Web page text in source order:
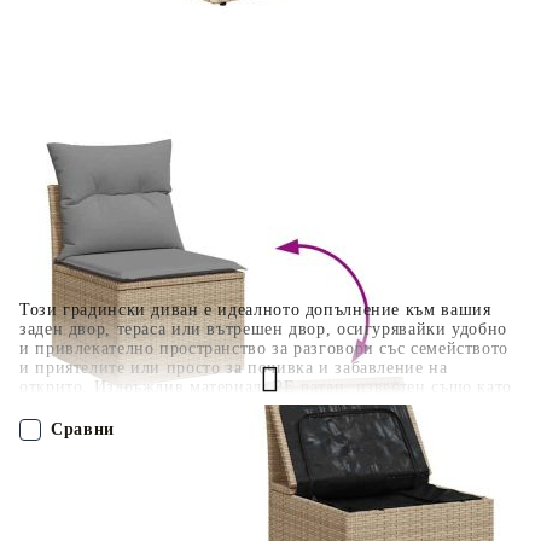
Този градински диван е идеалното допълнение към вашия
заден двор, тераса или вътрешен двор, осигурявайки удобно
и привлекателно пространство за разговори със семейството
и приятелите или просто за почивка и забавление на
открито. Издръжлив материал: PE ратан, известен също като
полиратан, е здрав синтетичен материал с малко необходима
поддръжка, който прилича на естествен ратан. Той е лек,
лесен за почистване и често се използва за външни мебели
поради своята издръжливост и устойчивост на атмосферни
влияния.Функция за съхранение с водоустойчива чанта:
Всяка градинска седалка разполага с място за съхранение под
седалката, допълнено с водоустойчива чанта за съхранение на
Отложено до 30 дни от момента на изпращане на
покупки на стойност до 1000 лв. / €511.31
Плащане на 6 вноски. Стойността на поръчката се
разпределя в 6 равни месечни вноски с оскъпяване. За
покупки на стойност до 2000 лв. / €1022.61
ПОРЪЧАЙ БЕЗ РЕГИСТРАЦИЯ
Сравни